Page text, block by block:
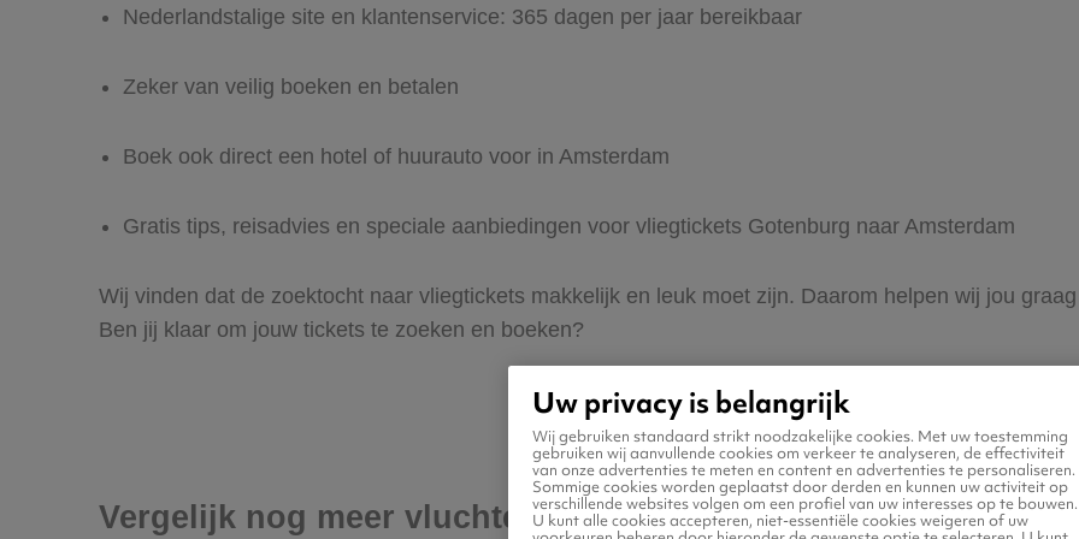
Nederlandstalige site en klantenservice: 365 dagen per jaar bereikbaar
Zeker van veilig boeken en betalen
Boek ook direct een hotel of huurauto voor in Amsterdam
Gratis tips, reisadvies en speciale aanbiedingen voor vliegtickets Gotenburg naar Amsterdam
Wij vinden dat de zoektocht naar vliegtickets makkelijk en leuk moet zijn. Daarom helpen wij jou
Ben jij klaar om jouw tickets te zoeken en boeken?
Vergelijk nog meer vluchten naar Amsterdam
Uw privacy is belangrijk
Wij gebruiken standaard strikt noodzakelijke cookies. Met uw toestemming
gebruiken wij aanvullende cookies om verkeer te analyseren, de effectiviteit
van onze advertenties te meten en content en advertenties te personaliseren.
Sommige cookies worden geplaatst door derden en kunnen uw activiteit op
verschillende websites volgen om een profiel van uw interesses op te bouwen.
U kunt alle cookies accepteren, niet-essentiële cookies weigeren of uw